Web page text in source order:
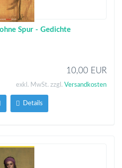
Spur - Gedichte
10,00 EUR
exkl. MwSt. zzgl. Versandkosten
Details